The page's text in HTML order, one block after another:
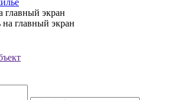
главный экран